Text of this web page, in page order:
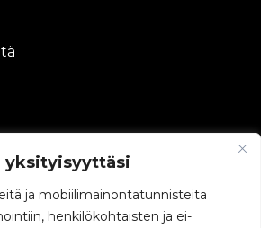
yksityisyyttäsi
ja mobiilimainontatunnisteita
henkilökohtaisten ja ei-